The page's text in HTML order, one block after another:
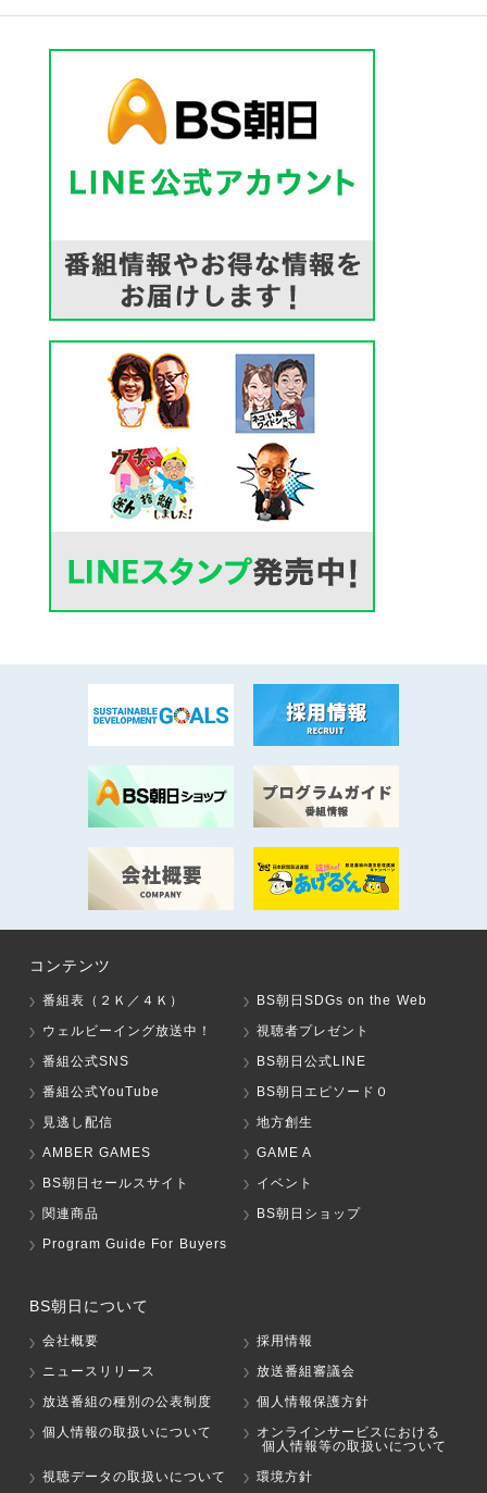
コンテンツ
番組表（２Ｋ／４Ｋ）
BS朝日SDGs on the Web
ウェルビーイング放送中！
視聴者プレゼント
番組公式SNS
BS朝日公式LINE
番組公式YouTube
BS朝日エピソード０
見逃し配信
地方創生
AMBER GAMES
GAME A
BS朝日セールスサイト
イベント
関連商品
BS朝日ショップ
Program Guide For Buyers
BS朝日について
会社概要
採用情報
ニュースリリース
放送番組審議会
放送番組の種別の公表制度
個人情報保護方針
個人情報の取扱いについて
オンラインサービスにおける
個人情報等の取扱いについて
視聴データの取扱いについて
環境方針